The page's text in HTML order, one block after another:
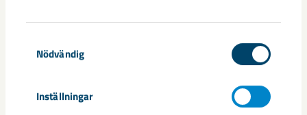
Nödvändig
Inställningar